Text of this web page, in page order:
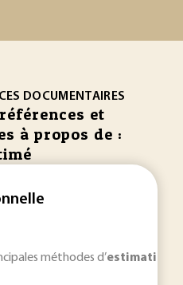
DOCUMENTAIRES
et
à propos de :
méthodes d’estimation